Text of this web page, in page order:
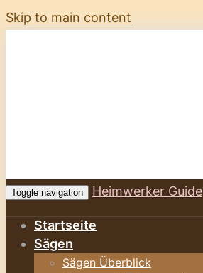
Skip to main content
Toggle navigation Heimwerker Guide
Startseite
Sägen
Sägen Überblick